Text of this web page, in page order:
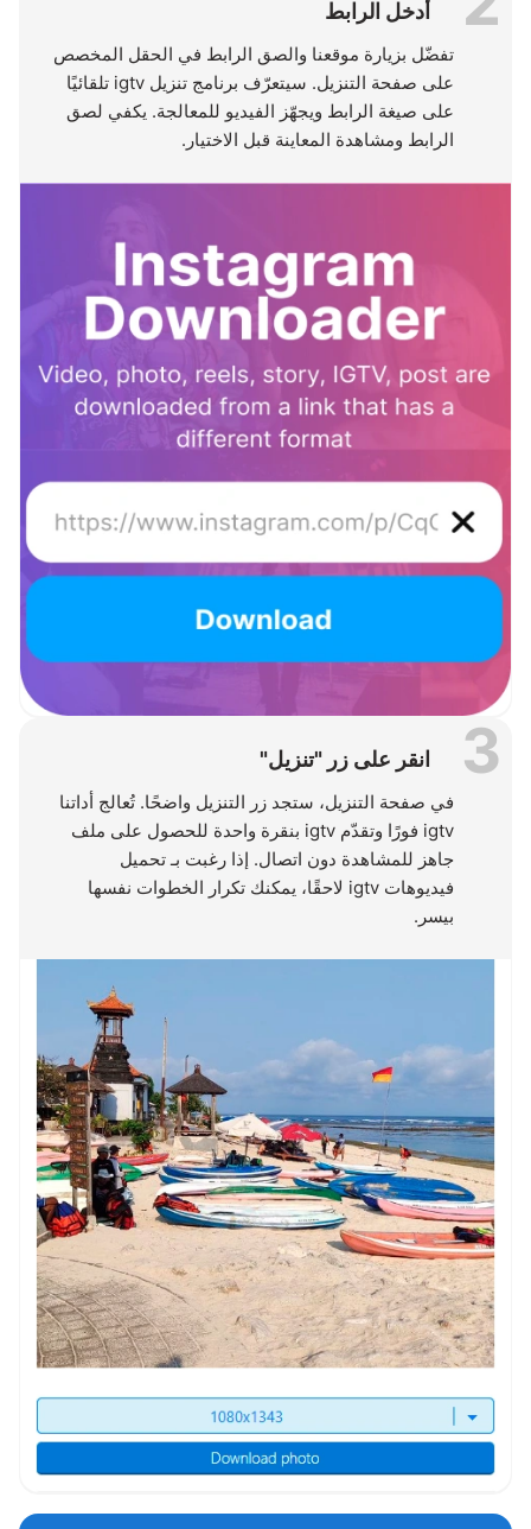
أدخل الرابط
تفضّل بزيارة موقعنا والصق الرابط في الحقل المخصص
على صفحة التنزيل. سيتعرّف برنامج تنزيل igtv تلقائيًا
على صيغة الرابط ويجهّز الفيديو للمعالجة. يكفي لصق
الرابط ومشاهدة المعاينة قبل الاختيار.
انقر على زر "تنزيل"
في صفحة التنزيل، ستجد زر التنزيل واضحًا. تُعالج أداتنا
igtv فورًا وتقدّم igtv بنقرة واحدة للحصول على ملف
جاهز للمشاهدة دون اتصال. إذا رغبت بـ تحميل
فيديوهات igtv لاحقًا، يمكنك تكرار الخطوات نفسها
بيسر.
3